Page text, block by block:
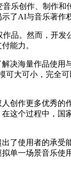
乐创作、制作和
了AI与音乐著作
品。然而，开发
能力。
决海量作品使用
可大可小，完全
创作更多优秀的
这个过程中，国
了使用者的承受
单一场景音乐使